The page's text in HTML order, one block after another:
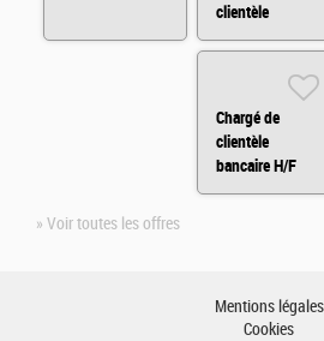
clientèle
Assurances en
Chargé de
clientèle
bancaire H/F
» Voir toutes les offres
Mentions légales
Cookies